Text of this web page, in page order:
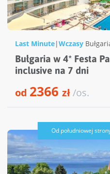
Last Minute|Wczasy
Bułgaria w 4* Festa
inclusive na 7 dni
od 2366 zł/os.
Od południowej